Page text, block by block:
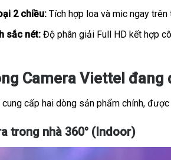
2 chiều:Tích hợp loa và mic ngay trên
sắc nét:Độ phân giải Full HD kết hợp
Camera Viettel
cấp hai dòng sản phẩm chính,
trong nhà 360° (Indoor)